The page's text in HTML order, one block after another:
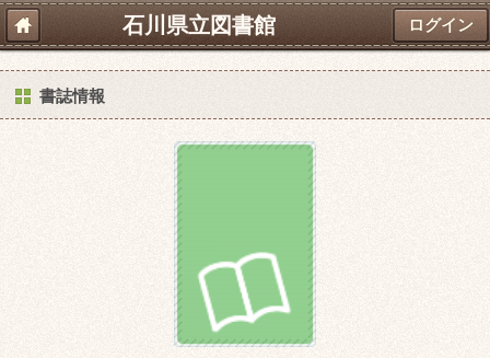
石川県立図書館 ログイン
書誌情報